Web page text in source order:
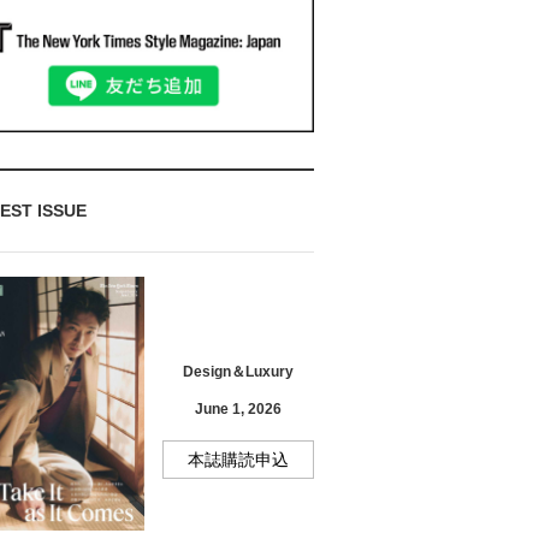
ISSUE
Design＆Luxury
June 1, 2026
本誌購読申込